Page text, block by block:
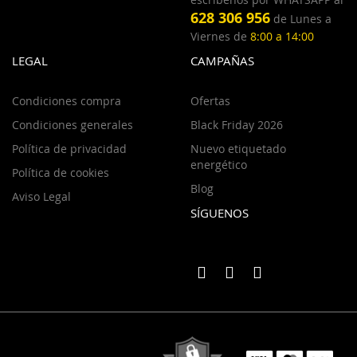
628 306 956 de Lunes a
Viernes de 8:00 a 14:00
LEGAL
Condiciones compra
Condiciones generales
Política de privacidad
Política de cookies
Aviso Legal
CAMPAÑAS
Ofertas
Black Friday 2026
Nuevo etiquetado
energético
Blog
SÍGUENOS